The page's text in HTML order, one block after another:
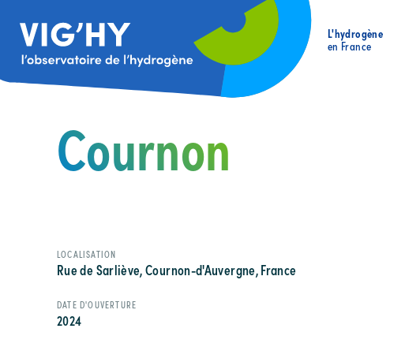
L'hydrogène
en France
Cournon
LOCALISATION
Rue de Sarliève, Cournon-d'Auvergne, France
DATE D'OUVERTURE
2024